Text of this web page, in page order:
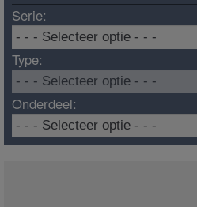
Serie:
Type:
Onderdeel: